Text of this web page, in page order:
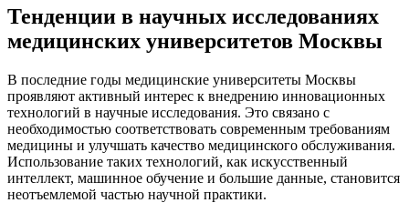
Тенденции в научных исследованиях
медицинских университетов Москвы
В последние годы медицинские университеты Москвы
проявляют активный интерес к внедрению инновационных
технологий в научные исследования. Это связано с
необходимостью соответствовать современным требованиям
медицины и улучшать качество медицинского обслуживания.
Использование таких технологий, как искусственный
интеллект, машинное обучение и большие данные, становится
неотъемлемой частью научной практики.